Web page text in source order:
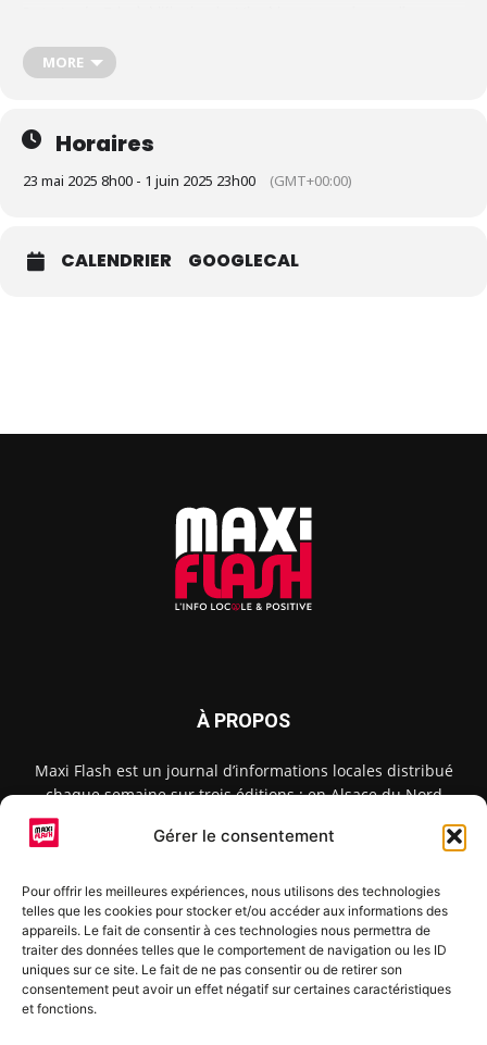
Gérer le consentement
Pour offrir les meilleures expériences, nous utilisons des technologies
telles que les cookies pour stocker et/ou accéder aux informations des
appareils. Le fait de consentir à ces technologies nous permettra de
traiter des données telles que le comportement de navigation ou les ID
uniques sur ce site. Le fait de ne pas consentir ou de retirer son
consentement peut avoir un effet négatif sur certaines caractéristiques
et fonctions.
porcelets et les manèges. Repas : 6 menus proposés, buvette et petite
restauration –Entrée libre les dimanches. Sur
Retrouvez tous les agendas sur
MORE
Horaires
23 mai 2025 8h00 - 1 juin 2025 23h00 (GMT+00:00)
CALENDRIER GOOGLECAL
À PROPOS
Maxi Flash est un journal d’informations locales distribué
chaque semaine sur trois éditions : en Alsace du Nord
depuis 2015, dans les secteurs d’Obernai-Molsheim-Erstein
depuis 2022, et à Colmar, Vignoble et Plaine depuis 2023.
SUIVEZ-NOUS